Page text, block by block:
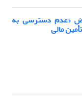
«عدم دسترسی به
مالی